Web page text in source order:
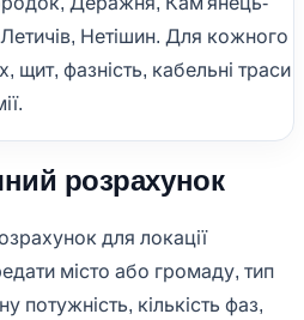
Нетішин. Для кожного
щит, фазність, кабельні траси
розрахунок
для локації
місто або громаду, тип
потужність, кількість фаз,